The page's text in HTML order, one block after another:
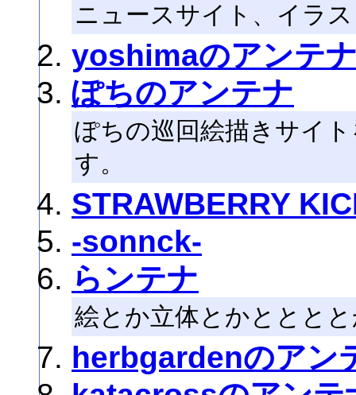
ニュースサイト、イラ
yoshimaのアンテ
ぽちのアンテナ
ぽちの巡回絵描きサイ
す。
STRAWBERRY
-sonnck-
らンテナ
絵とか立体とかととと
herbgardenのアン